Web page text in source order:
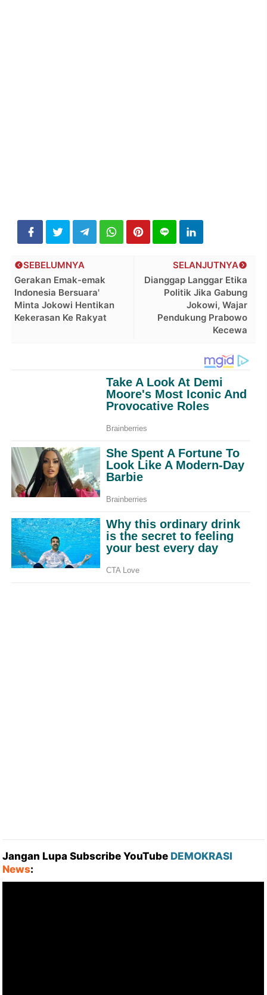
SELANJUTNYA
Dianggap Langgar Etika
Politik Jika Gabung
Jokowi, Wajar
Pendukung Prabowo
Kecewa
SEBELUMNYA
Gerakan Emak-emak
Indonesia Bersuara'
Minta Jokowi Hentikan
Kekerasan Ke Rakyat
Jangan Lupa Subscribe YouTube DEMOKRASI
News: